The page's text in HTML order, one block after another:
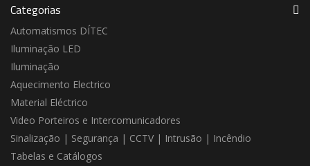
Categorias
Automatismos DÍTEC
Iluminação LED
Iluminação
Aquecimento Electrico
Material Eléctrico
Video Porteiros e Intercomunicadores
Sinalização | Segurança | CCTV | Intrusão | Incêndio
Tabelas e Catálogos